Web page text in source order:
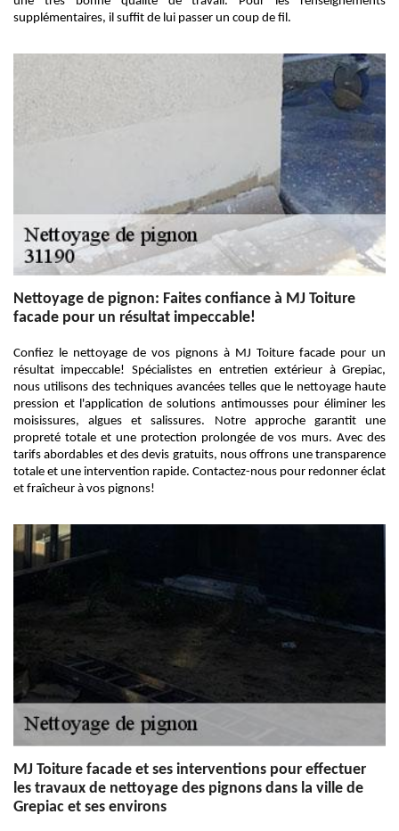
supplémentaires, il suffit de lui passer un coup de fil.
Nettoyage de pignon: Faites confiance à MJ Toiture
facade pour un résultat impeccable!
Confiez le nettoyage de vos pignons à MJ Toiture facade pour un
résultat impeccable! Spécialistes en entretien extérieur à Grepiac,
nous utilisons des techniques avancées telles que le nettoyage haute
pression et l'application de solutions antimousses pour éliminer les
moisissures, algues et salissures. Notre approche garantit une
propreté totale et une protection prolongée de vos murs. Avec des
tarifs abordables et des devis gratuits, nous offrons une transparence
totale et une intervention rapide. Contactez-nous pour redonner éclat
et fraîcheur à vos pignons!
MJ Toiture facade et ses interventions pour effectuer
les travaux de nettoyage des pignons dans la ville de
Grepiac et ses environs